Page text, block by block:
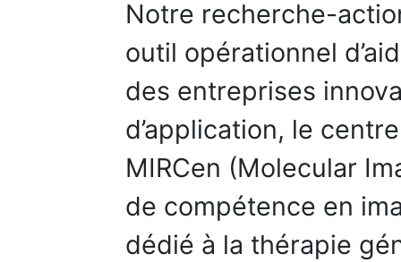
Notre recherche-
outil opérationnel
des entreprises
d’application, le
MIRCen (Molecular
de compétence en
dédié à la thérapie